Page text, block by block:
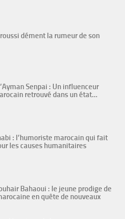
dément la rumeur de son
Senpai : Un influenceur
retrouvé dans un état…
: l’humoriste marocain qui fait
les causes humanitaires
Bahaoui : le jeune prodige de
en quête de nouveaux